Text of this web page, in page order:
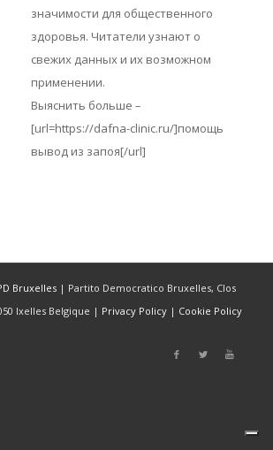
значимости для общественного
здоровья. Читатели узнают о
свежих данных и их возможном
применении.
Выяснить больше –
[url=https://dafna-clinic.ru/]помощь
вывод из запоя[/url]
Bruxelles| Partito Democratico Bruxelles, Clos
Ixelles Belgique | Privacy Policy| Cookie Policy